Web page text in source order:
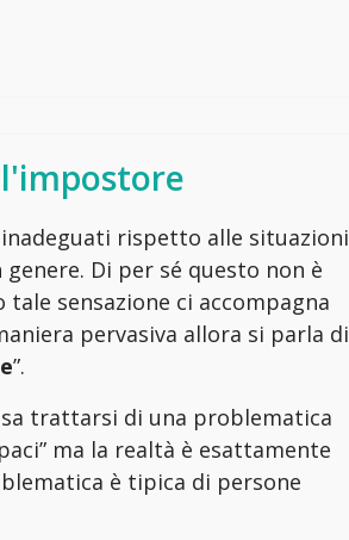
rispetto alle situazioni
Di per sé questo non è
sensazione ci accompagna
pervasiva allora si parla di
”.
trattarsi di una problematica
ma la realtà è esattamente
è tipica di persone